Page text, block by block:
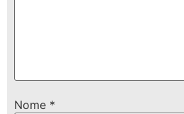
Nome *